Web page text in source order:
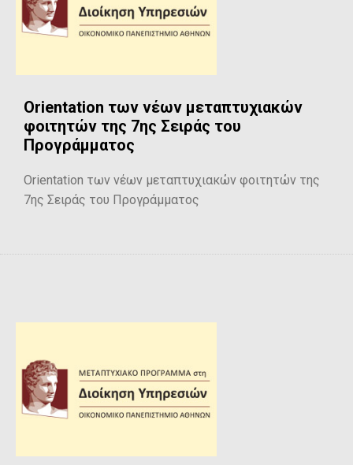
Orientation των νέων μεταπτυχιακών
φοιτητών της 7ης Σειράς του
Προγράμματος
Orientation των νέων μεταπτυχιακών φοιτητών της
7ης Σειράς του Προγράμματος